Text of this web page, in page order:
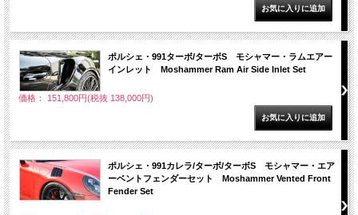
ポルシェ・991ターボ/ターボS モシャマー・ラムエアー
インレット Moshammer Ram Air Side Inlet Set
価格： 151,800円(税抜 138,000円)
ポルシェ・991カレラ/ターボ/ターボS モシャマー・エア
ーベントフェンダーセット Moshammer Vented Front
Fender Set